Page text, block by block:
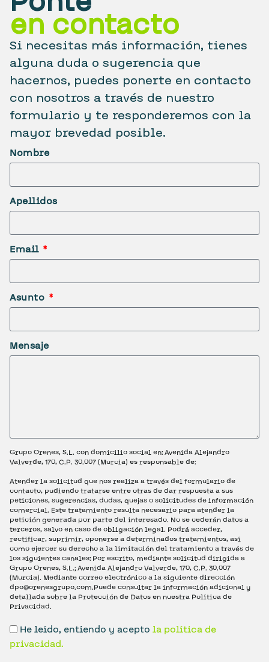
en contacto
Si necesitas más información, tienes
alguna duda o sugerencia que
hacernos, puedes ponerte en contacto
con nosotros a través de nuestro
formulario y te responderemos con la
mayor brevedad posible.
Nombre
Apellidos
Email
Asunto
Mensaje
Grupo Orenes, S.L. con domicilio social en: Avenida Alejandro
Valverde, 170, C.P. 30.007 (Murcia) es responsable de:
Atender la solicitud que nos realiza a través del formulario de
contacto, pudiendo tratarse entre otras de dar respuesta a sus
peticiones, sugerencias, dudas, quejas o solicitudes de información
comercial. Este tratamiento resulta necesario para atender la
petición generada por parte del interesado. No se cederán datos a
terceros, salvo en caso de obligación legal. Podrá acceder,
rectificar, suprimir, oponerse a determinados tratamientos, así
como ejercer su derecho a la limitación del tratamiento a través de
los siguientes canales: Por escrito, mediante solicitud dirigida a
Grupo Orenes, S.L.; Avenida Alejandro Valverde, 170, C.P. 30.007
(Murcia). Mediante correo electrónico a la siguiente dirección
dpo@orenesgrupo.com.Puede consultar la información adicional y
detallada sobre la Protección de Datos en nuestra Política de
Privacidad.
He leído, entiendo y acepto la política de
privacidad.